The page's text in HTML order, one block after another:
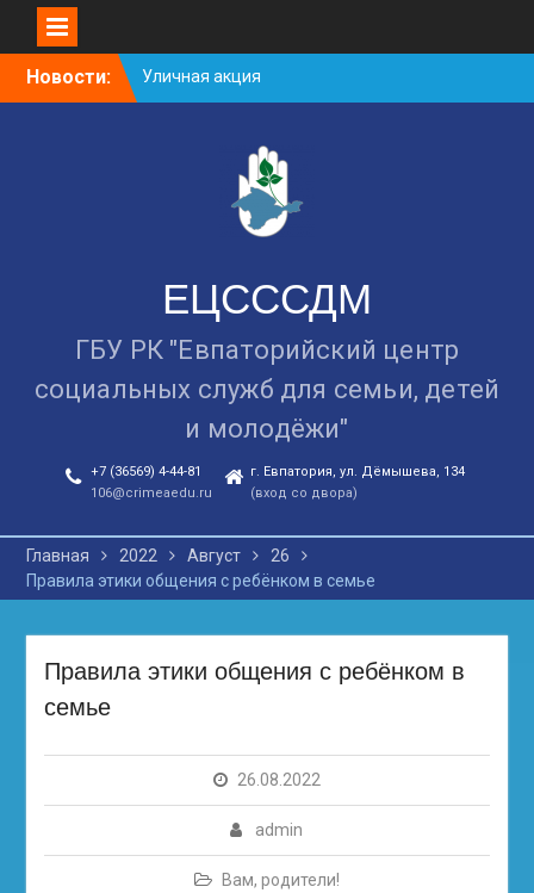
SkipНовости:
Наркотикам — НЕТ!»
Cоциологический опрос
граждан старше 55 лет по
вопросам занятости
ЕЦСССДМ
ГБУ РК "Евпаторийский центр
социальных служб для семьи, детей
и молодёжи"
+7 (36569) 4-44-81
106@crimeaedu.ru
г. Евпатория, ул. Дёмышева, 134
(вход со двора)
Главная 2022 Август
26
Правила этики общения с ребёнком в семье
Правила этики общения с ребёнком в
семье
26.08.2022
admin
Вам, родители!